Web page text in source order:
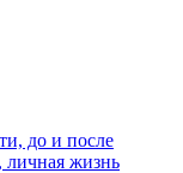
до и после
личная жизнь